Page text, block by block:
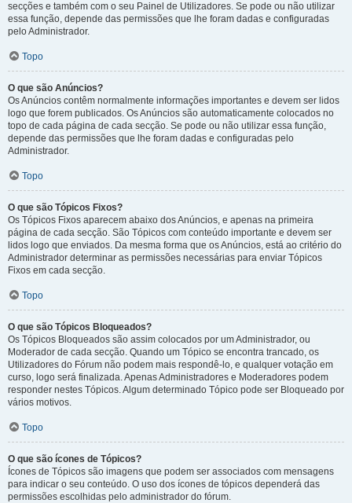
secções e também com o seu Painel de Utilizadores. Se pode ou não utilizar
essa função, depende das permissões que lhe foram dadas e configuradas
pelo Administrador.
Topo
O que são Anúncios?
Os Anúncios contêm normalmente informações importantes e devem ser lidos
logo que forem publicados. Os Anúncios são automaticamente colocados no
topo de cada página de cada secção. Se pode ou não utilizar essa função,
depende das permissões que lhe foram dadas e configuradas pelo
Administrador.
Topo
O que são Tópicos Fixos?
Os Tópicos Fixos aparecem abaixo dos Anúncios, e apenas na primeira
página de cada secção. São Tópicos com conteúdo importante e devem ser
lidos logo que enviados. Da mesma forma que os Anúncios, está ao critério do
Administrador determinar as permissões necessárias para enviar Tópicos
Fixos em cada secção.
Topo
O que são Tópicos Bloqueados?
Os Tópicos Bloqueados são assim colocados por um Administrador, ou
Moderador de cada secção. Quando um Tópico se encontra trancado, os
Utilizadores do Fórum não podem mais respondê-lo, e qualquer votação em
curso, logo será finalizada. Apenas Administradores e Moderadores podem
responder nestes Tópicos. Algum determinado Tópico pode ser Bloqueado por
vários motivos.
Topo
O que são ícones de Tópicos?
Ícones de Tópicos são imagens que podem ser associados com mensagens
para indicar o seu conteúdo. O uso dos ícones de tópicos dependerá das
permissões escolhidas pelo administrador do fórum.